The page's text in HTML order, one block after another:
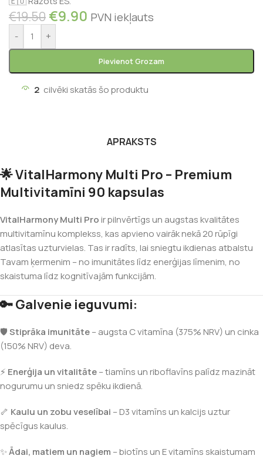
€19.50 €9.90 PVN iekļauts
- +
Pievienot Grozam
2 cilvēki skatās šo produktu
APRAKSTS
🌟 VitalHarmony Multi Pro – Premium
Multivitamīni 90 kapsulas
VitalHarmony Multi Proir pilnvērtīgs un augstas kvalitātes
multivitamīnu komplekss, kas apvieno vairāk nekā 20 rūpīgi
atlasītas uzturvielas. Tas ir radīts, lai sniegtu ikdienas atbalstu
Tavam ķermenim – no imunitātes līdz enerģijas līmenim, no
skaistuma līdz kognitīvajām funkcijām.
🔑 Galvenie ieguvumi:
🛡️Stiprāka imunitāte– augsta C vitamīna (375% NRV) un cinka
(150% NRV) deva.
⚡ Enerģija un vitalitāte– tiamīns un riboflavīns palīdz mazināt
nogurumu un sniedz spēku ikdienā.
🦴 Kaulu un zobu veselībai – D3 vitamīns un kalcijs uztur
spēcīgus kaulus.
✨Ādai, matiem un nagiem – biotīns un E vitamīns skaistumam